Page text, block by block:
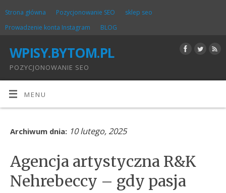
Strona główna Pozycjonowanie SEO
sklep seo
Prowadzenie konta Instagram
BLOG
WPISY.BYTOM.PL
POZYCJONOWANIE SEO
MENU
Archiwum dnia: 10 lutego, 2025
Agencja artystyczna R&K
Nehrebeccy – gdy pasja